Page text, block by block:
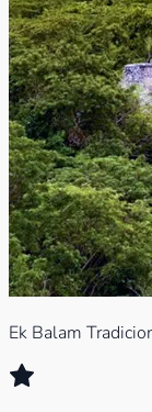
Ek Balam